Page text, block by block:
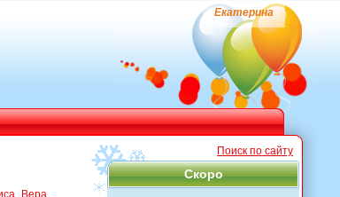
Екатерина
Поиск по сайту
Скоро
Вера